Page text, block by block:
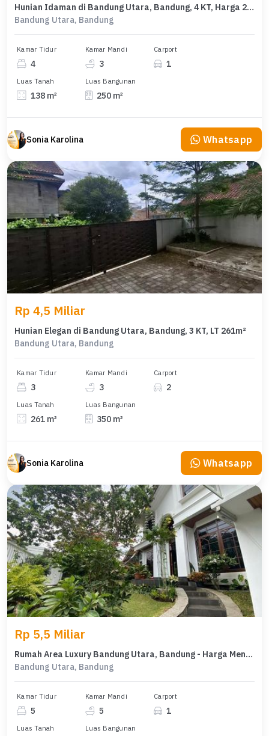
Hunian Idaman di Bandung Utara, Bandung, 4 KT, Harga 2,5 Miliar
Bandung Utara, Bandung
Kamar Tidur
4
Kamar Mandi
3
Carport
1
Luas Tanah
138 m²
Luas Bangunan
250 m²
Sonia Karolina Whatsapp
Rp 4,5 Miliar
Hunian Elegan di Bandung Utara, Bandung, 3 KT, LT 261m²
Bandung Utara, Bandung
Kamar Tidur
3
Kamar Mandi
3
Carport
2
Luas Tanah
261 m²
Luas Bangunan
350 m²
Sonia Karolina Whatsapp
Rp 5,5 Miliar
Rumah Area Luxury Bandung Utara, Bandung - Harga Menarik 5,5 Miliar
Bandung Utara, Bandung
Kamar Tidur
5
Kamar Mandi
5
Carport
1
Luas Tanah Luas Bangunan